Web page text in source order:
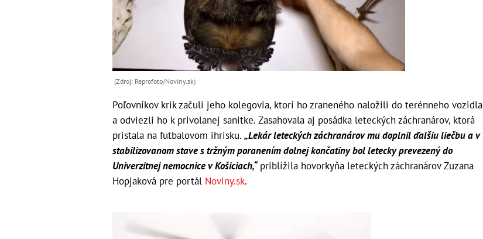
(Zdroj: Reprofoto/Noviny.sk)
Poľovníkov krik začuli jeho kolegovia, ktorí ho zraneného naložili do terénneho vozidla
a odviezli ho k privolanej sanitke. Zasahovala aj posádka leteckých záchranárov, ktorá
pristala na futbalovom ihrisku. „Lekár leteckých záchranárov mu doplnil ďalšiu liečbu a v
stabilizovanom stave s tržným poranením dolnej končatiny bol letecky prevezený do
Univerzitnej nemocnice v Košiciach,“priblížila hovorkyňa leteckých záchranárov Zuzana
Hopjaková pre portál Noviny.sk.